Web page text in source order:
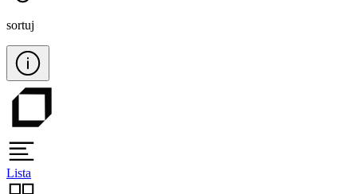
sortuj
Lista